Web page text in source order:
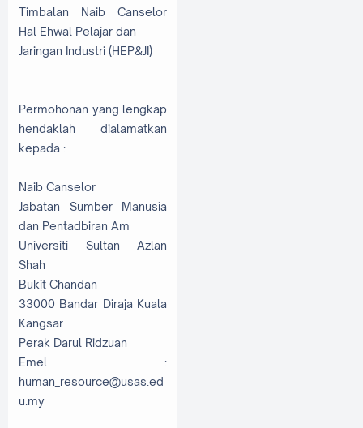
Timbalan Naib Canselor
Hal Ehwal Pelajar dan
Jaringan Industri (HEP&JI)
Permohonan yang lengkap
hendaklah dialamatkan
kepada :
Naib Canselor
Jabatan Sumber Manusia
dan Pentadbiran Am
Universiti Sultan Azlan
Shah
Bukit Chandan
33000 Bandar Diraja Kuala
Kangsar
Perak Darul Ridzuan
Emel :
human_resource@usas.ed
u.my